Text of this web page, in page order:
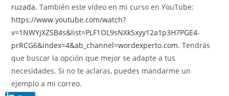
ruzada. También este vídeo en mi curso en YouTube:
https://www.youtube.com/watch?
v=1NWYjXZSB4s&list=PLF1OL9sNXkSxyy12a1p3H7PGE4-
prRCG6&index=4&ab_channel=wordexperto.com. Tendrás
que buscar la opción que mejor se adapte a tus
necesidades. Si no te aclaras, puedes mandarme un
ejemplo a mi correo.